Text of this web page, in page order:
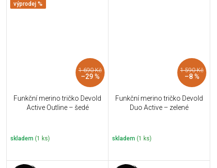
výprodej %
1 690 Kč
–29 %
Funkční merino tričko Devold
Active Outline – šedé
skladem (1 ks)
1 590 Kč
–8 %
Funkční merino tričko Devold
Duo Active – zelené
skladem (1 ks)